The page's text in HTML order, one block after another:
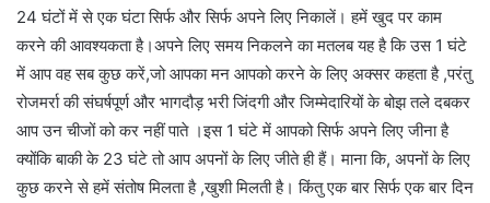
24 घंटों में से एक घंटा सिर्फ और सिर्फ अपने लिए निकालें। हमें खुद पर काम
करने की आवश्यकता है।अपने लिए समय निकलने का मतलब यह है कि उस 1 घंटे
में आप वह सब कुछ करें,जो आपका मन आपको करने के लिए अक्सर कहता है ,परंतु
रोजमर्रा की संघर्षपूर्ण और भागदौड़ भरी जिंदगी और जिम्मेदारियों के बोझ तले दबकर
आप उन चीजों को कर नहीं पाते ।इस 1 घंटे में आपको सिर्फ अपने लिए जीना है
क्योंकि बाकी के 23 घंटे तो आप अपनों के लिए जीते ही हैं। माना कि, अपनों के लिए
कुछ करने से हमें संतोष मिलता है ,खुशी मिलती है। किंतु एक बार सिर्फ एक बार दिन